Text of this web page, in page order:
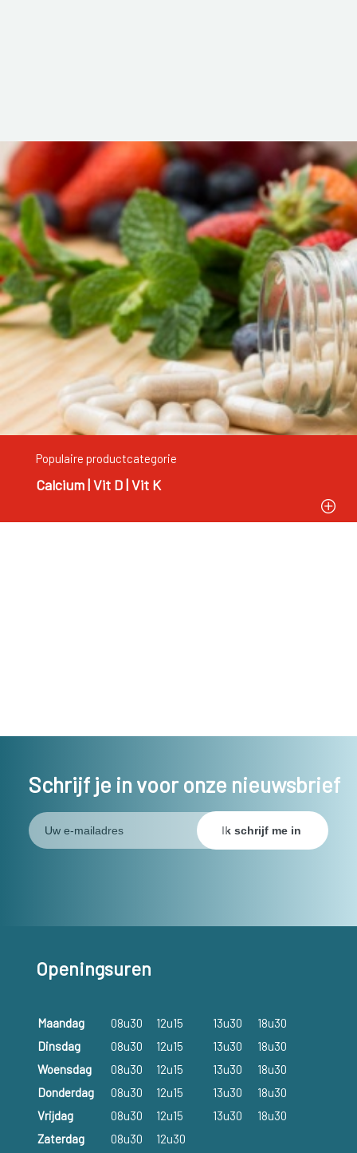
Populaire productcategorie
Calcium | Vit D | Vit K
Schrijf je in voor onze nieuwsbrief
Openingsuren
Maandag 08u30 12u15 13u30
18u30
Dinsdag
08u30 12u15 13u30
18u30
Woensdag
08u30 12u15 13u30
18u30
Donderdag
08u30 12u15 13u30
18u30
Vrijdag
08u30 12u15 13u30
18u30
Zaterdag
08u30
12u30